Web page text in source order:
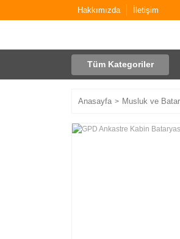
Hakkımızda İletişim
Tüm Kategoriler
Anasayfa Musluk ve